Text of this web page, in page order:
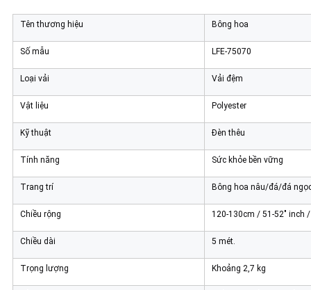
Tên thương hiệu Bông hoa
Số mẫu LFE-75070
Loại vải Vải đệm
Vật liệu Polyester
Kỹ thuật Đèn thêu
Tính năng Sức khỏe bền vững
Trang trí Bông hoa nâu/đá/đá
Chiều rộng 120-130cm / 51-52" inch
Chiều dài 5 mét.
Trọng lượng Khoảng 2,7 kg